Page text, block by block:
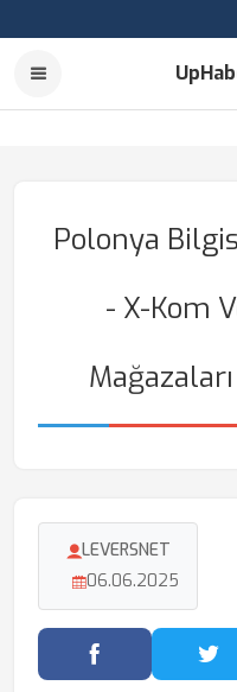
Polonya
- X-Kom
LEVERSNET
06.06.2025
Facebook'ta